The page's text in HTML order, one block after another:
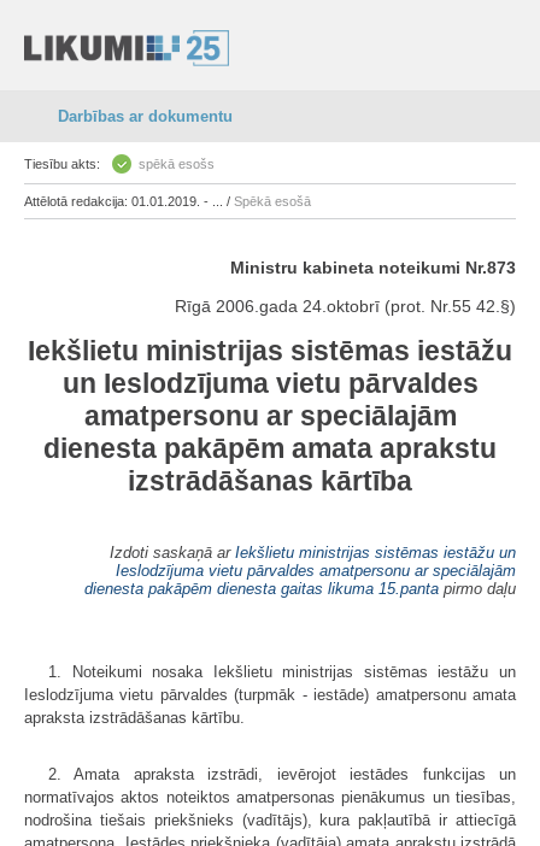
Darbības ar dokumentu
Tiesību akts: spēkā esošs
Attēlotā redakcija: 01.01.2019. - ... / Spēkā esošā
Ministru kabineta noteikumi Nr.873
Rīgā 2006.gada 24.oktobrī (prot. Nr.55 42.§)
Iekšlietu ministrijas sistēmas iestāžu
un Ieslodzījuma vietu pārvaldes
amatpersonu ar speciālajām
dienesta pakāpēm amata aprakstu
izstrādāšanas kārtība
Izdoti saskaņā ar Iekšlietu ministrijas sistēmas iestāžu un
Ieslodzījuma vietu pārvaldes amatpersonu ar speciālajām
dienesta pakāpēm dienesta gaitas likuma 15.panta pirmo daļu
1. Noteikumi nosaka Iekšlietu ministrijas sistēmas iestāžu un
Ieslodzījuma vietu pārvaldes (turpmāk - iestāde) amatpersonu amata
apraksta izstrādāšanas kārtību.
2. Amata apraksta izstrādi, ievērojot iestādes funkcijas un
normatīvajos aktos noteiktos amatpersonas pienākumus un tiesības,
nodrošina tiešais priekšnieks (vadītājs), kura pakļautībā ir attiecīgā